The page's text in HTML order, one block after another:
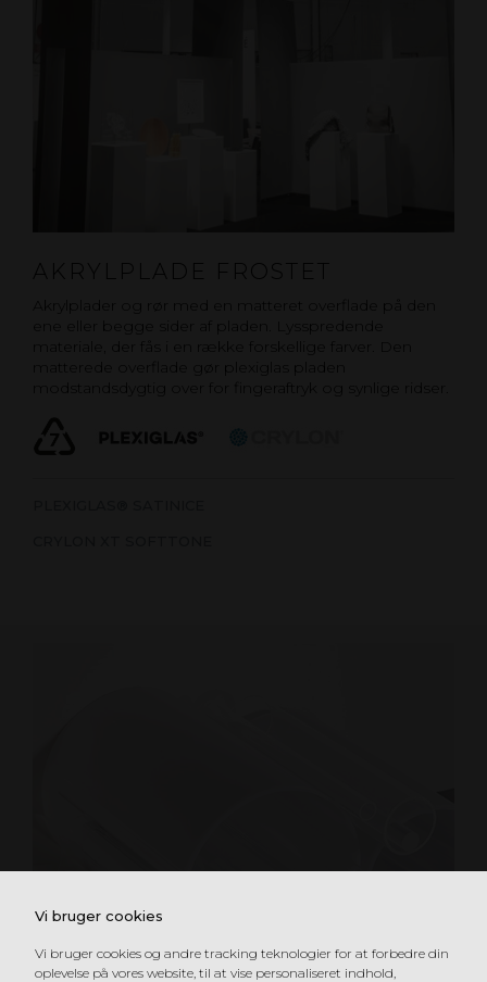
Vi bruger cookies
Vi bruger cookies og andre tracking teknologier for at forbedre din
oplevelse på vores website, til at vise personaliseret indhold,
AKRYLPLADE FROSTET
Akrylplader og rør med en matteret overflade på den
ene eller begge sider af pladen. Lysspredende
materiale, der fås i en række forskellige farver. Den
matterede overflade gør plexiglas pladen
modstandsdygtig over for fingeraftryk og synlige ridser.